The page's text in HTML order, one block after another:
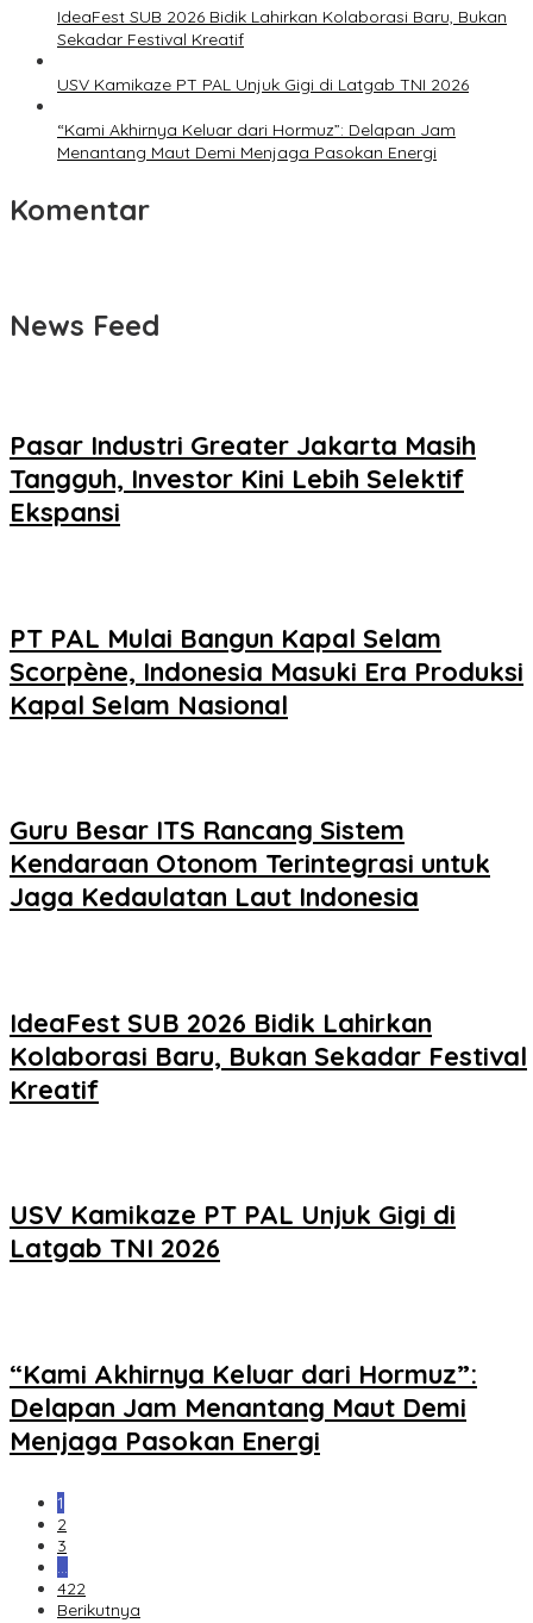
IdeaFest SUB 2026 Bidik Lahirkan Kolaborasi Baru, Bukan
Sekadar Festival Kreatif
USV Kamikaze PT PAL Unjuk Gigi di Latgab TNI 2026
“Kami Akhirnya Keluar dari Hormuz”: Delapan Jam
Menantang Maut Demi Menjaga Pasokan Energi
Komentar
News Feed
Pasar Industri Greater Jakarta Masih
Tangguh, Investor Kini Lebih Selektif
Ekspansi
PT PAL Mulai Bangun Kapal Selam
Scorpène, Indonesia Masuki Era Produksi
Kapal Selam Nasional
Guru Besar ITS Rancang Sistem
Kendaraan Otonom Terintegrasi untuk
Jaga Kedaulatan Laut Indonesia
IdeaFest SUB 2026 Bidik Lahirkan
Kolaborasi Baru, Bukan Sekadar Festival
Kreatif
USV Kamikaze PT PAL Unjuk Gigi di
Latgab TNI 2026
“Kami Akhirnya Keluar dari Hormuz”:
Delapan Jam Menantang Maut Demi
Menjaga Pasokan Energi
1
2
3
…
422
Berikutnya